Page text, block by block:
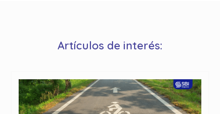
Artículos de interés: